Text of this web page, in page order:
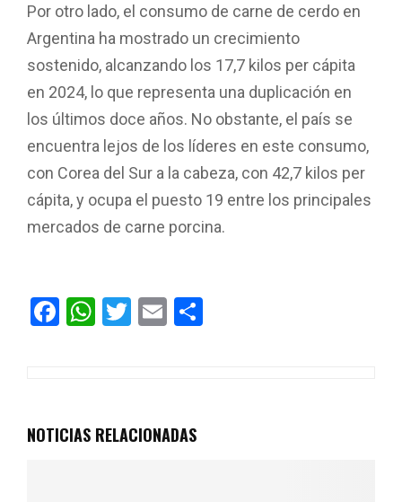
Por otro lado, el consumo de carne de cerdo en
Argentina ha mostrado un crecimiento
sostenido, alcanzando los 17,7 kilos per cápita
en 2024, lo que representa una duplicación en
los últimos doce años. No obstante, el país se
encuentra lejos de los líderes en este consumo,
con Corea del Sur a la cabeza, con 42,7 kilos per
cápita, y ocupa el puesto 19 entre los principales
mercados de carne porcina.
F
o
W
A
T
E
NOTICIAS RELACIONADAS